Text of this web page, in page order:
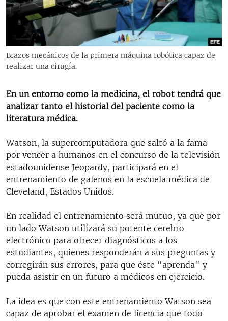
RADIO MARTÍ
ESPECIALES
ESPECIALES
LA REALIDAD DE LA VIVIENDA EN CUBA
LOS SANTOS DE HIALEAH
LA INVASIÓN DE RUSIA A UCRANIA
MULTIMEDIA
EDITORIALES
SÍGUENOS
Brazos mecánicos de la primera máquina robótica capaz de
realizar una cirugía.
En un entorno como la medicina, el robot tendrá que
analizar tanto el historial del paciente como la
literatura médica.
Watson, la supercomputadora que saltó a la fama
por vencer a humanos en el concurso de la televisión
estadounidense Jeopardy, participará en el
entrenamiento de galenos en la escuela médica de
Cleveland, Estados Unidos.
En realidad el entrenamiento será mutuo, ya que por
un lado Watson utilizará su potente cerebro
electrónico para ofrecer diagnósticos a los
estudiantes, quienes responderán a sus preguntas y
corregirán sus errores, para que éste "aprenda" y
pueda asistir en un futuro a médicos en ejercicio.
La idea es que con este entrenamiento Watson sea
capaz de aprobar el examen de licencia que todo